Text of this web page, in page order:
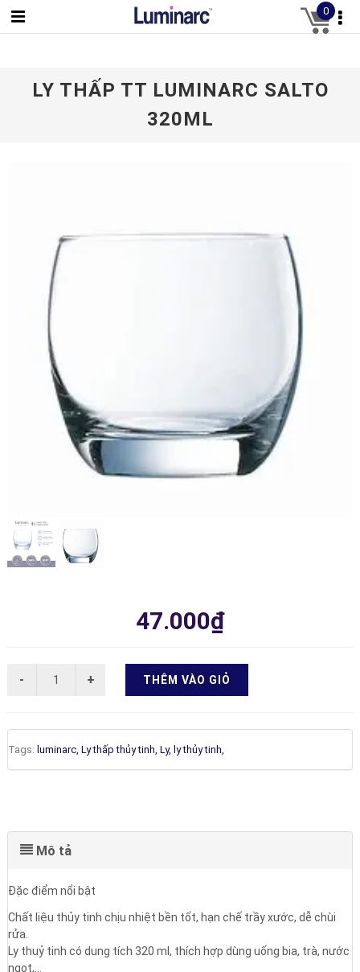
0
LY THẤP TT LUMINARC SALTO
320ML
47.000₫
THÊM VÀO GIỎ
Tags: luminarc, Ly thấp thủy tinh, Ly, ly thủy tinh,
Mô tả
Đặc điểm nổi bật
Chất liệu thủy tinh chịu nhiệt bền tốt, hạn chế trầy xước, dễ chùi
rửa.
Ly thuỷ tinh có dung tích 320 ml, thích hợp dùng uống bia, trà, nước
ngọt,...